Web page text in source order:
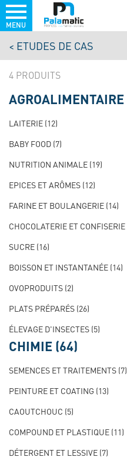
au
contenu
principal
MENU
ETUDES DE CAS
4
NAVIGATION
TEST
AGROALIMENTAIRE
LAITERIE (12)
BABY FOOD (7)
NUTRITION ANIMALE (19)
EPICES ET ARÔMES (12)
FARINE ET BOULANGERIE (14)
CHOCOLATERIE ET CONFISERIE
SUCRE (16)
BOISSON ET INSTANTANÉE (14)
OVOPRODUITS (2)
PLATS PRÉPARÉS (26)
ÉLEVAGE D'INSECTES (5)
CHIMIE (64)
SEMENCES ET TRAITEMENTS (7)
PEINTURE ET COATING (13)
CAOUTCHOUC (5)
COMPOUND ET PLASTIQUE (11)
DÉTERGENT ET LESSIVE (7)